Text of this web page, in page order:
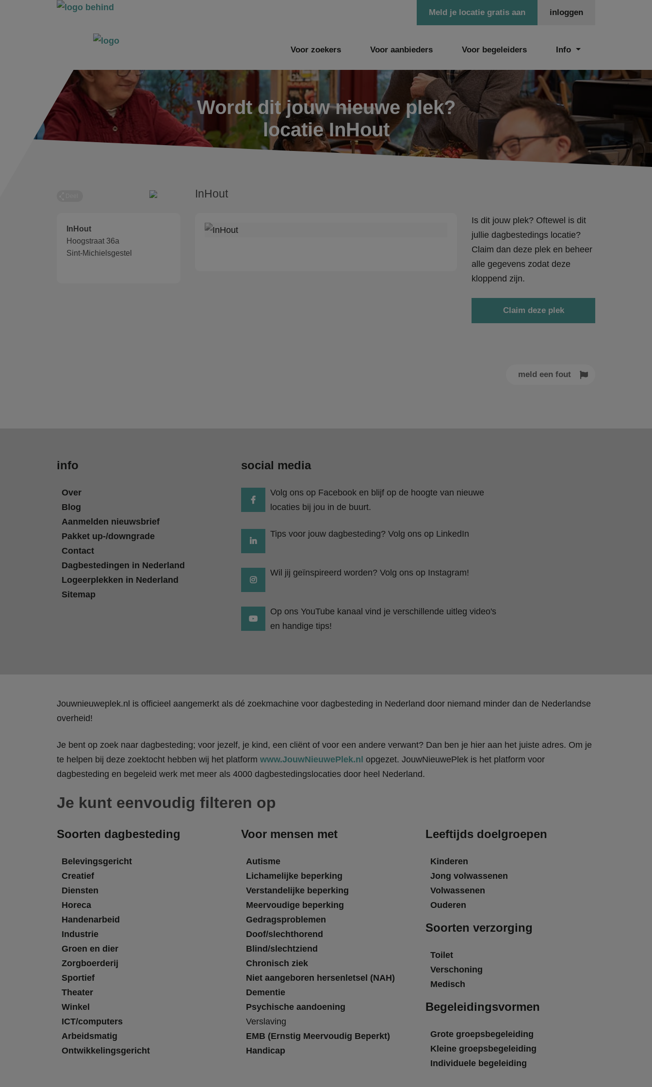
inloggen
Meld je locatie gratis aan
Voor zoekers Voor aanbieders Voor begeleiders Info
Wordt dit jouw nieuwe plek?
locatie InHout
InHout
InHout
Hoogstraat 36a
Sint-Michielsgestel
Is dit jouw plek? Oftewel is dit
jullie dagbestedings locatie?
Claim dan deze plek en beheer
alle gegevens zodat deze
kloppend zijn.
Claim deze plek
meld een fout
info
Over
Blog
Aanmelden nieuwsbrief
Pakket up-/downgrade
Contact
Dagbestedingen in Nederland
Logeerplekken in Nederland
Sitemap
social media
Volg ons op Facebook en blijf op de hoogte van nieuwe
locaties bij jou in de buurt.
Tips voor jouw dagbesteding? Volg ons op LinkedIn
Wil jij geïnspireerd worden? Volg ons op Instagram!
Op ons YouTube kanaal vind je verschillende uitleg video's
en handige tips!
Jouwnieuweplek.nl is officieel aangemerkt als dé zoekmachine voor dagbesteding in Nederland door niemand minder dan de Nederlandse
overheid!
Je bent op zoek naar dagbesteding; voor jezelf, je kind, een cliënt of voor een andere verwant? Dan ben je hier aan het juiste adres. Om je
te helpen bij deze zoektocht hebben wij het platform www.JouwNieuwePlek.nl opgezet. JouwNieuwePlek is het platform voor
dagbesteding en begeleid werk met meer als 4000 dagbestedingslocaties door heel Nederland.
Je kunt eenvoudig filteren op
Soorten dagbesteding
Belevingsgericht
Creatief
Diensten
Horeca
Handenarbeid
Industrie
Groen en dier
Zorgboerderij
Sportief
Theater
Winkel
ICT/computers
Arbeidsmatig
Ontwikkelingsgericht
Voor mensen met
Autisme
Lichamelijke beperking
Verstandelijke beperking
Meervoudige beperking
Gedragsproblemen
Doof/slechthorend
Blind/slechtziend
Chronisch ziek
Niet aangeboren hersenletsel (NAH)
Dementie
Psychische aandoening
Verslaving
EMB (Ernstig Meervoudig Beperkt)
Handicap
Leeftijds doelgroepen
Kinderen
Jong volwassenen
Volwassenen
Ouderen
Soorten verzorging
Toilet
Verschoning
Medisch
Begeleidingsvormen
Grote groepsbegeleiding
Kleine groepsbegeleiding
Individuele begeleiding